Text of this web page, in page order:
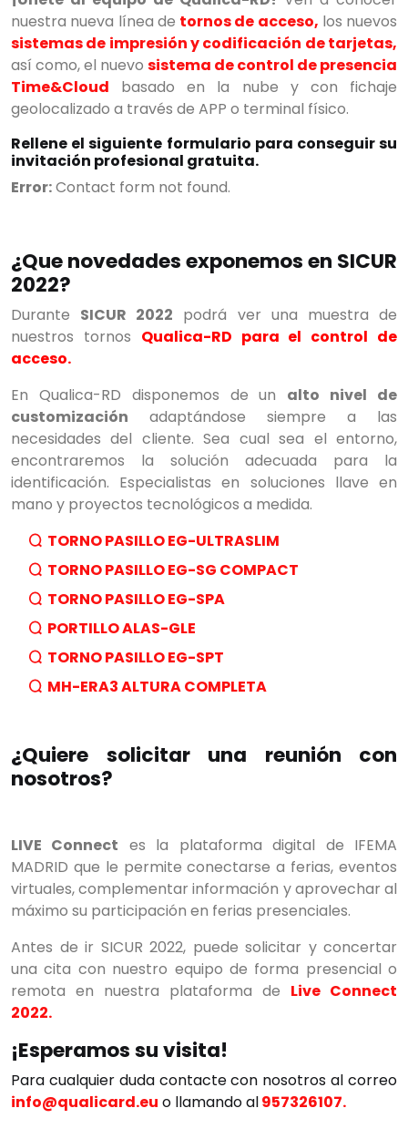
×
Search
nuestra nueva línea de tornos de acceso, los nuevos
sistemas de impresión y codificación de tarjetas,
así como, el nuevo sistema de control de presencia
Time&Cloud basado en la nube y con fichaje
geolocalizado a través de APP o terminal físico.
Rellene el siguiente formulario para conseguir su
invitación profesional gratuita.
Error:Contact form not found.
¿Que novedades exponemos en SICUR
2022?
Durante SICUR 2022 podrá ver una muestra de
nuestros tornos Qualica-RD para el control de
acceso.
En Qualica-RD disponemos de un alto nivel de
customización adaptándose siempre a las
necesidades del cliente. Sea cual sea el entorno,
encontraremos la solución adecuada para la
identificación. Especialistas en soluciones llave en
mano y proyectos tecnológicos a medida.
TORNO PASILLO EG-ULTRASLIM
TORNO PASILLO EG-SG COMPACT
TORNO PASILLO EG-SPA
PORTILLO ALAS-GLE
TORNO PASILLO EG-SPT
MH-ERA3 ALTURA COMPLETA
¿Quiere solicitar una reunión con
nosotros?
LIVE Connect es la plataforma digital de IFEMA
MADRID que le permite conectarse a ferias, eventos
virtuales, complementar información y aprovechar al
máximo su participación en ferias presenciales.
Antes de ir SICUR 2022, puede solicitar y concertar
una cita con nuestro equipo de forma presencial o
remota en nuestra plataforma de Live Connect
2022.
¡Esperamos su visita!
Para cualquier duda contacte con nosotros al correo
info@qualicard.eu o llamando al957326107.